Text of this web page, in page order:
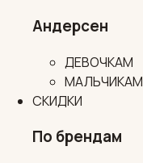
Андерсен
ДЕВОЧКАМ
МАЛЬЧИКАМ
СКИДКИ
По брендам